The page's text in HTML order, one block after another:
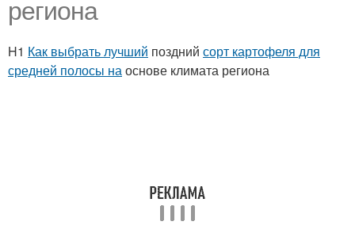
региона
H1 Как выбрать лучший поздний сорт картофеля для
средней полосы наоснове климата региона